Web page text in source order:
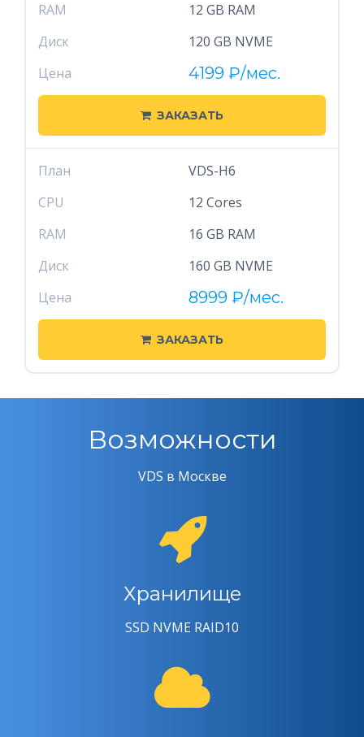
RAM
12 GB RAM
Диск
120 GB NVME
Цена
4199 ₽/мес.
ЗАКАЗАТЬ
План
VDS-H6
CPU
12 Cores
RAM
16 GB RAM
Диск
160 GB NVME
Цена
8999 ₽/мес.
ЗАКАЗАТЬ
Возможности
VDS в Москве
Хранилище
SSD NVME RAID10